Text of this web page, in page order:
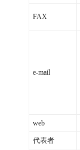
FAX
e-mail
web
代表者